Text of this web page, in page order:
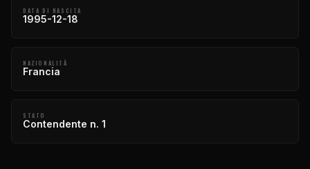
DATA DI NASCITA
1995-12-18
NAZIONALITÀ
Francia
STATO
Contendente n. 1